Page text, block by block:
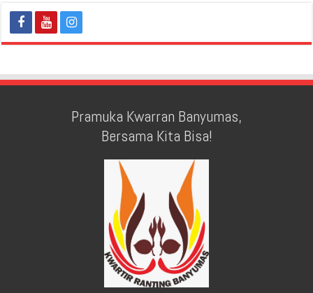
Pramuka Kwarran Banyumas,
Bersama Kita Bisa!